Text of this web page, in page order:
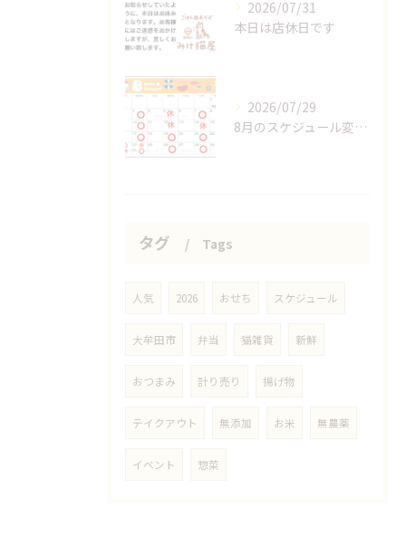
2026/07/31
本日は店休日です
2026/07/29
8月のスケジュール変更分
タグ Tags
人気 2026 おせち スケジュール
大牟田市 弁当 猫雑貨 新鮮
おつまみ 計り売り 揚げ物
テイクアウト 無添加 お米 無農薬
イベント 惣菜